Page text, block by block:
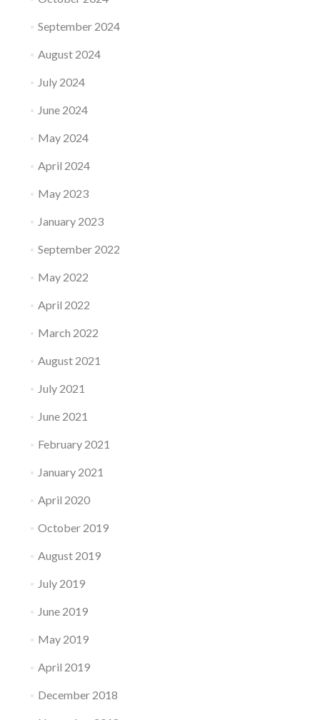
September 2024
August 2024
July 2024
June 2024
May 2024
April 2024
May 2023
January 2023
September 2022
May 2022
April 2022
March 2022
August 2021
July 2021
June 2021
February 2021
January 2021
April 2020
October 2019
August 2019
July 2019
June 2019
May 2019
April 2019
December 2018